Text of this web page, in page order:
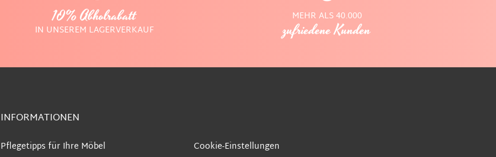
10% Abholrabatt
IN UNSEREM LAGERVERKAUF
MEHR ALS 40.000
zufriedene Kunden
INFORMATIONEN
Pflegetipps für Ihre Möbel
Cookie-Einstellungen